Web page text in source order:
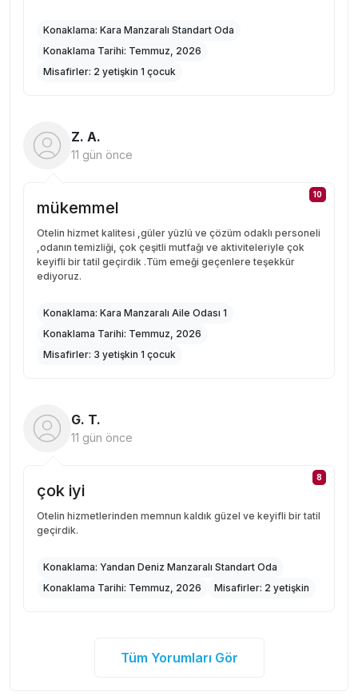
Konaklama: Kara Manzaralı Standart Oda
Konaklama Tarihi: Temmuz, 2026
Misafirler: 2 yetişkin 1 çocuk
Z. A.
11 gün önce
10
mükemmel
Otelin hizmet kalitesi ,güler yüzlü ve çözüm odaklı personeli
,odanın temizliği, çok çeşitli mutfağı ve aktiviteleriyle çok
keyifli bir tatil geçirdik .Tüm emeği geçenlere teşekkür
ediyoruz.
Konaklama: Kara Manzaralı Aile Odası 1
Konaklama Tarihi: Temmuz, 2026
Misafirler: 3 yetişkin 1 çocuk
G. T.
11 gün önce
8
çok iyi
Otelin hizmetlerinden memnun kaldık güzel ve keyifli bir tatil
geçirdik.
Konaklama: Yandan Deniz Manzaralı Standart Oda
Konaklama Tarihi: Temmuz, 2026 Misafirler: 2 yetişkin
Tüm Yorumları Gör